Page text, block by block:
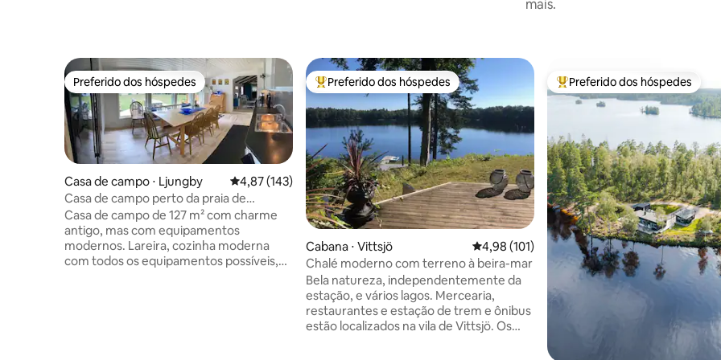
mais.
Preferido dos hóspedes
Preferido dos hóspedes
Casa de campo ⋅ Ljungby 4,87 de uma avaliação média de 5, 143 avaliações
4,87 (143)
Casa de campo perto da praia de
Bolmen, pesca e banho
Casa de campo de 127 m² com charme
antigo, mas com equipamentos
modernos. Lareira, cozinha moderna
com todos os equipamentos possíveis,
Entre os melhores preferidos dos hóspedes
Preferido dos hóspedes
Cabana ⋅ Vittsjö 4,98 de uma avaliação média de 5, 101
4,98 (101)
Chalé moderno com terreno à beira-mar
Bela natureza, independentemente da
estação, e vários lagos. Mercearia,
restaurantes e estação de trem e ônibus
estão localizados na vila de Vittsjö. Os
Entre os melhores preferidos
Preferido dos hóspedes